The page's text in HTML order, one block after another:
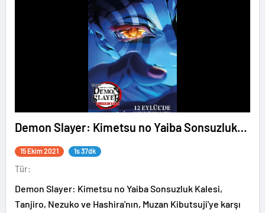
Demon Slayer: Kimetsu no Yaiba Sonsuzluk
15 Ekim 2021 1s 37dk
Tür:
Demon Slayer: Kimetsu no Yaiba Sonsuzluk Kalesi,
Tanjiro, Nezuko ve Hashira'nın, Muzan Kibutsuji'ye karşı